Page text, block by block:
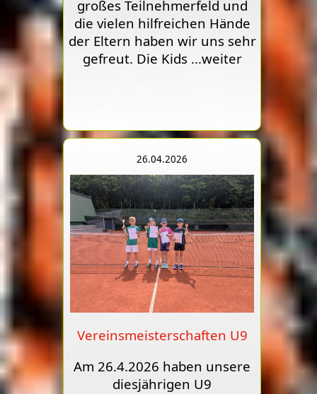
großes Teilnehmerfeld und
die vielen hilfreichen Hände
der Eltern haben wir uns sehr
gefreut. Die Kids ...weiter
26.04.2026
Vereinsmeisterschaften U9
Am 26.4.2026 haben unsere
diesjährigen U9